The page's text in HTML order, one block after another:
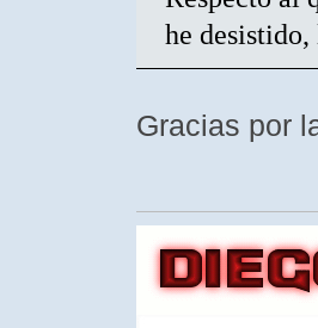
he
Gracias por